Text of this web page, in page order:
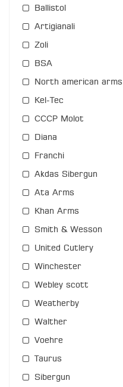
Ballistol
Artigianali
Zoli
BSA
North american arms
Kel-Tec
СССР Molot
Diana
Franchi
Akdas Sibergun
Ata Arms
Khan Arms
Smith & Wesson
United Cutlery
Winchester
Webley scott
Weatherby
Walther
Voehre
Taurus
Sibergun